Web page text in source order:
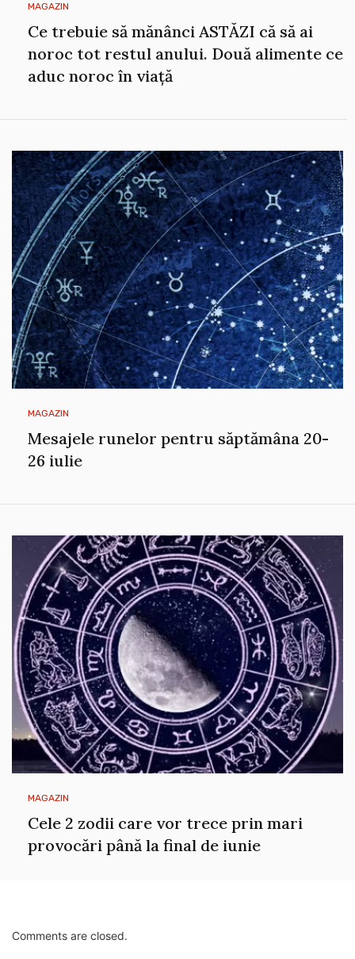
MAGAZIN
Ce trebuie să mănânci ASTĂZI că să ai
noroc tot restul anului. Două alimente ce
aduc noroc în viață
MAGAZIN
Mesajele runelor pentru săptămâna 20-
26 iulie
MAGAZIN
Cele 2 zodii care vor trece prin mari
provocări până la final de iunie
Comments are closed.